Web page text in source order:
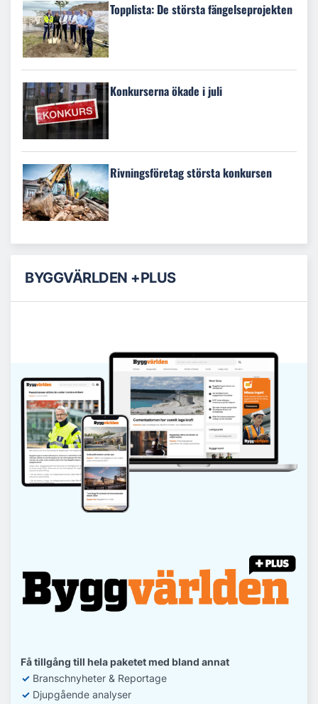
Topplista: De största fängelseprojekten
Konkurserna ökade i juli
Rivningsföretag största konkursen
BYGGVÄRLDEN +PLUS
Få tillgång till hela paketet med bland annat
✓ Branschnyheter & Reportage
✓ Djupgående analyser